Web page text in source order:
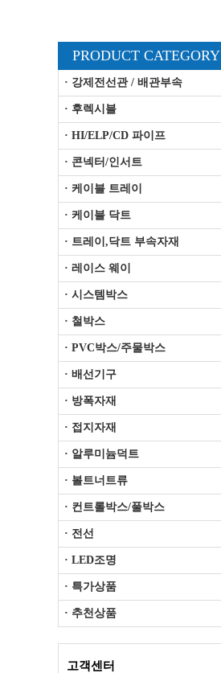
PRODUCT CATEGORY
· 강제전선관 / 배관부속
· 후렉시블
· HI/ELP/CD 파이프
· 콘넥터/인서트
· 케이블 트레이
· 케이블 닥트
· 트레이,닥트 부속자재
· 레이스 웨이
· 시스템박스
· 철박스
· PVC박스/주물박스
· 배선기구
· 방폭자재
· 접지자재
· 알루미늄덕트
· 볼트너트류
· 컨트롤박스/풀박스
· 전선
· LED조명
· 특가상품
· 추천상품
고객센터